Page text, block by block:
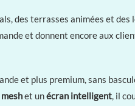
des terrasses animées et des
et donnent encore aux
et plus premium, sans
et unécran intelligent, il